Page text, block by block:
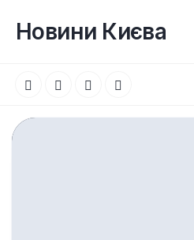
вмістуНовини Києва